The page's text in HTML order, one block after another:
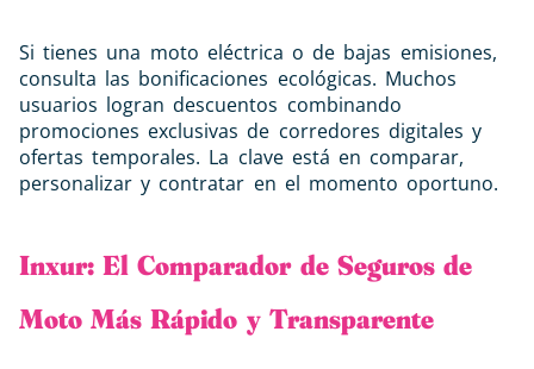
Si tienes una moto eléctrica o de bajas emisiones,
consulta las bonificaciones ecológicas. Muchos
usuarios logran descuentos combinando
promociones exclusivas de corredores digitales y
ofertas temporales. La clave está en comparar,
personalizar y contratar en el momento oportuno.
Inxur: El Comparador de Seguros de
Moto Más Rápido y Transparente